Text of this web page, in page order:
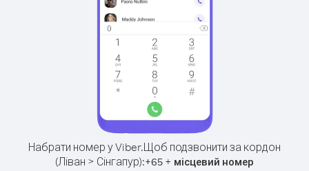
Набрати номер у Viber.Щоб подзвонити за кордон
(Ліван > Сінгапур):+65 + місцевий номер